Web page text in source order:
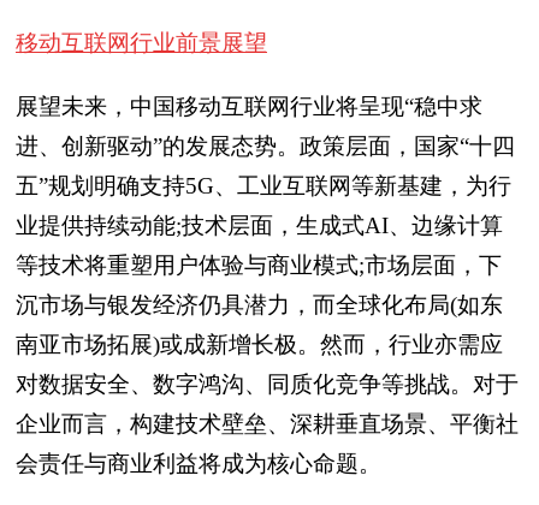
移动互联网行业前景展望
展望未来，中国移动互联网行业将呈现“稳中求
进、创新驱动”的发展态势。政策层面，国家“十四
五”规划明确支持5G、工业互联网等新基建，为行
业提供持续动能;技术层面，生成式AI、边缘计算
等技术将重塑用户体验与商业模式;市场层面，下
沉市场与银发经济仍具潜力，而全球化布局(如东
南亚市场拓展)或成新增长极。然而，行业亦需应
对数据安全、数字鸿沟、同质化竞争等挑战。对于
企业而言，构建技术壁垒、深耕垂直场景、平衡社
会责任与商业利益将成为核心命题。